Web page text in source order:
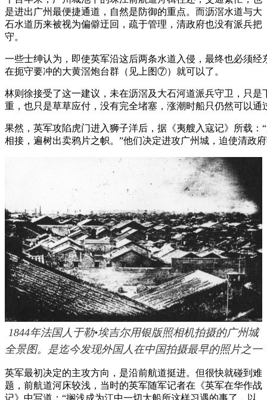
是进出广州最便捷通道，自然是防御的重点。而沥滘水道与大
石水道历来被视为偏僻迂回，疏于管理，清政府也没有派兵把
守。
一些士绅认为，即使英军沿这后两条水道入侵，最终也必须
在扼守要冲的大黄滘炮台群（见上图⑦）就可以了。
林则徐接受了这一建议，未在沥滘及大石河道派兵守卫，只
重，也只是草草应付，没有完全堵塞，涨潮时船只仍然可以通
果然，英军攻陷虎门进入狮子洋后，据《夷艘入寇记》所载
相接，遍树出卖鸦片之帜。”他们决定进攻广州城，迫使清政
1844年法国人于勒•埃吉尔用银版照相机拍摄的广州城
全景图。是迄今发现外国人在中国拍摄最早的照片之一
英军最初决定的主攻方向，是沿前航道挺进。但很快就碰到难
题，前航道河床较浅，当时的英军随军记者在《英军在华作战
记》中写道：“搁浅成为江中一切大船所这样习遇的事了，以